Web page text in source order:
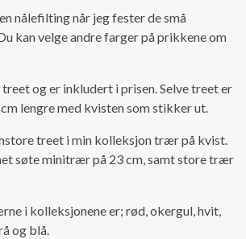
nålefilting når jeg fester de små
kan velge andre farger på prikkene om
og er inkludert i prisen. Selve treet er
lengre med kvisten som stikker ut.
treet i min kolleksjon trær på kvist.
søte minitrær på 23 cm, samt store trær
i kolleksjonene er; rød, okergul, hvit,
og blå.